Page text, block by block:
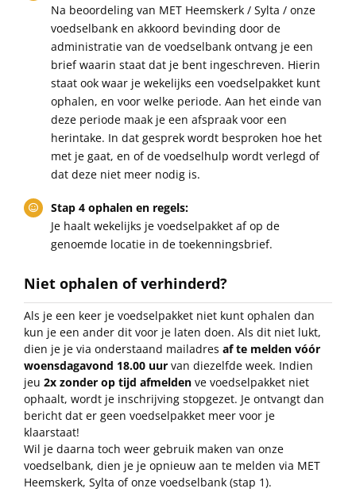
Na beoordeling van MET Heemskerk / Sylta / onze
voedselbank en akkoord bevinding door de
administratie van de voedselbank ontvang je een
brief waarin staat dat je bent ingeschreven. Hierin
staat ook waar je wekelijks een voedselpakket kunt
ophalen, en voor welke periode. Aan het einde van
deze periode maak je een afspraak voor een
herintake. In dat gesprek wordt besproken hoe het
met je gaat, en of de voedselhulp wordt verlegd of
dat deze niet meer nodig is.
Stap 4 ophalen en regels:
Je haalt wekelijks je voedselpakket af op de
genoemde locatie in de toekenningsbrief.
Niet ophalen of verhinderd?
Als je een keer je voedselpakket niet kunt ophalen dan
kun je een ander dit voor je laten doen. Als dit niet lukt,
dien je je via onderstaand mailadres af te melden vóór
woensdagavond 18.00 uurvan diezelfde week. Indien
jeu 2x zonder op tijd afmeldenve voedselpakket niet
ophaalt, wordt je inschrijving stopgezet. Je ontvangt dan
bericht dat er geen voedselpakket meer voor je
klaarstaat!
Wil je daarna toch weer gebruik maken van onze
voedselbank, dien je je opnieuw aan te melden via MET
Heemskerk, Sylta of onze voedselbank (stap 1).